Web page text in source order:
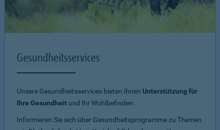
Gesundheitsservices
Unsere Gesundheitsservices bieten Ihnen Unterstützung für
Ihre Gesundheit und Ihr Wohlbefinden.
Informieren Sie sich über Gesundheitsprogramme zu Themen